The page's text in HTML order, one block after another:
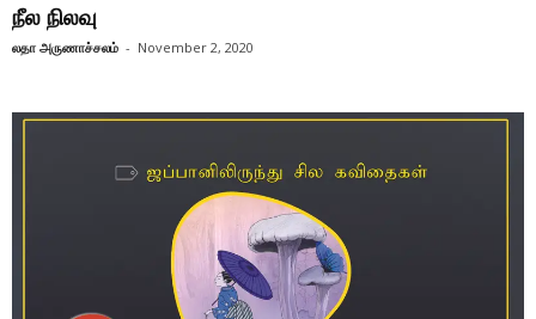
நீல நிலவு
லதா அருணாச்சலம் - November 2, 2020